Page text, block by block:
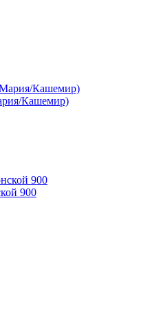
Кашемир)
900